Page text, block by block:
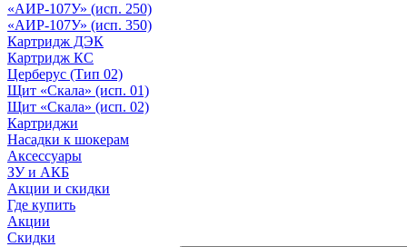
«АИР-107У» (исп. 250)
«АИР-107У» (исп. 350)
Картридж ДЭК
Картридж КС
Церберус (Тип 02)
Щит «Скала» (исп. 01)
Щит «Скала» (исп. 02)
Картриджи
Насадки к шокерам
Аксессуары
ЗУ и АКБ
Акции и скидки
Где купить
Акции
Скидки